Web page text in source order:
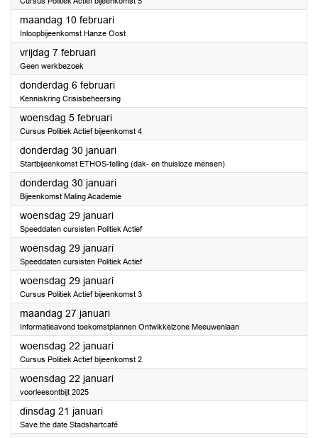
maandag 10 februari2025
Inloopbijeenkomst Hanze Oost
vrijdag 7 februari2025
Geen werkbezoek
donderdag 6 februari2025
Kenniskring Crisisbeheersing
woensdag 5 februari2025
Cursus Politiek Actief bijeenkomst 4
donderdag 30 januari2025
Startbijeenkomst ETHOS-telling (dak- en thuisloze mensen)
donderdag 30 januari2025
Bijeenkomst Maling Academie
woensdag 29 januari2025
Speeddaten cursisten Politiek Actief
woensdag 29 januari2025
Speeddaten cursisten Politiek Actief
woensdag 29 januari2025
Cursus Politiek Actief bijeenkomst 3
maandag 27 januari2025
Informatieavond toekomstplannen Ontwikkelzone Meeuwenlaan
woensdag 22 januari2025
Cursus Politiek Actief bijeenkomst 2
woensdag 22 januari2025
voorleesontbijt 2025
dinsdag 21 januari2025
Save the date Stadshartcafé